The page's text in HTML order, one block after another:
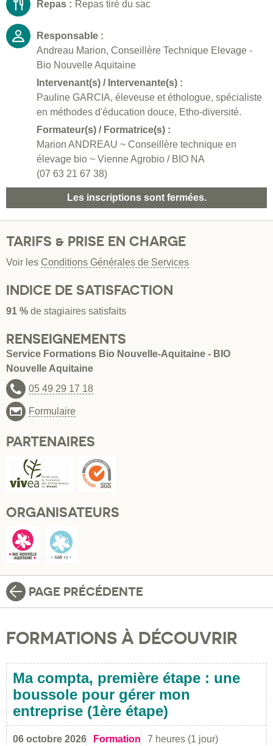
Repas : Repas tiré du sac
Responsable :
Andreau Marion, Conseillère Technique Elevage -
Bio Nouvelle Aquitaine
Intervenant(s) / Intervenante(s) :
Pauline GARCIA, éleveuse et éthologue, spécialiste
en méthodes d'éducation douce, Etho-diversité.
Formateur(s) / Formatrice(s) :
Marion ANDREAU ~ Conseillère technique en
élevage bio ~ Vienne Agrobio / BIO NA
(07 63 21 67 38)
Les inscriptions sont fermées.
TARIFS & PRISE EN CHARGE
Voir les Conditions Générales de Services
INDICE DE SATISFACTION
91 % de stagiaires satisfaits
RENSEIGNEMENTS
Service Formations Bio Nouvelle-Aquitaine - BIO
Nouvelle Aquitaine
05 49 29 17 18
Formulaire
PARTENAIRES
ORGANISATEURS
PAGE PRÉCÉDENTE
FORMATIONS À DÉCOUVRIR
Ma compta, première étape : une
boussole pour gérer mon
entreprise (1ère étape)
06 octobre 2026 Formation 7 heures (1 jour)